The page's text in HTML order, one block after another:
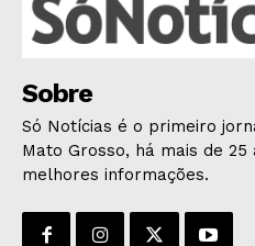
Sobre
Só Notícias é o primeiro
Mato Grosso, há mais de
melhores informações.